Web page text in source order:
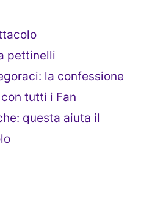
pettinelli
la confessione
tutti i Fan
questa aiuta il